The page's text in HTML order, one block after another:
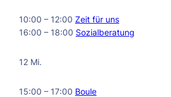
10:00 – 12:00 Zeit für uns
16:00 – 18:00 Sozialberatung
12 Mi.
15:00 – 17:00 Boule